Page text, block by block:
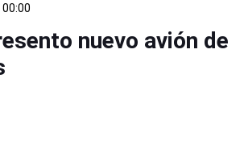
nuevo avión de